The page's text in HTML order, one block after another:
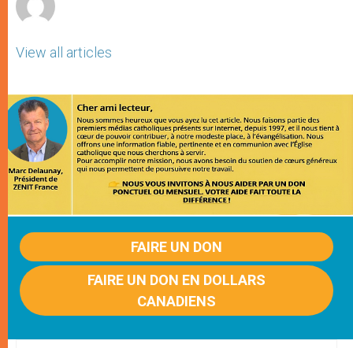
View all articles
FAIRE UN DON
FAIRE UN DON EN DOLLARS
CANADIENS